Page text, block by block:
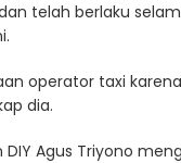
telah berlaku
operator taxi
dia.
Agus Triyono